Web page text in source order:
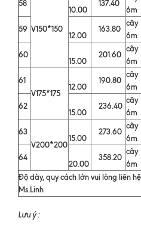
58
V150*150
10.00
137.40
6m
59
12.00
163.80
cây
6m
60
15.00
201.60
cây
6m
61
V175*175
12.00
190.80
cây
6m
62
15.00
236.40
cây
6m
63
V200*200
15.00
273.60
cây
6m
64
20.00
358.20
cây
6m
Độ dày, quy cách lớn vui lòng liên
Ms.Linh
Lưu ý :